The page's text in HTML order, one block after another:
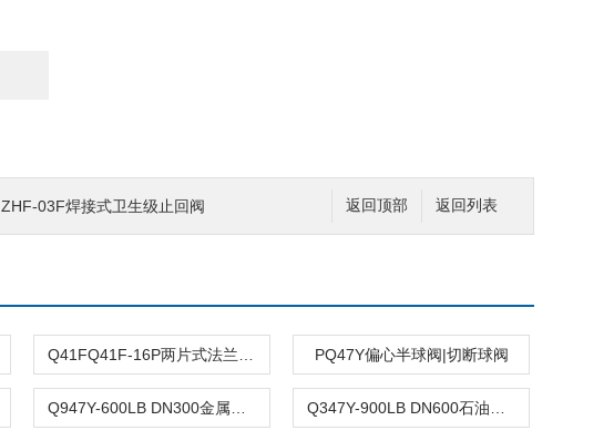
返回列表
返回顶部
ZHF-03F焊接式卫生级止回阀
PQ47Y偏心半球阀|切断球阀